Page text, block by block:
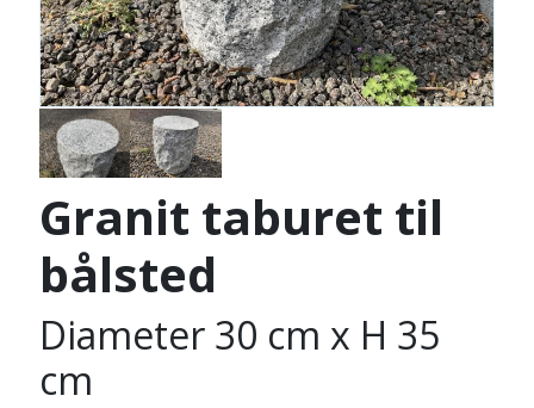
Granit taburet til
bålsted
Diameter 30 cm x H 35
cm